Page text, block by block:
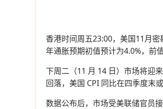
香港时间周五23:00，美国11月
年通胀预期初值预计为4.0%，前
下周二（11 月 14 日）市场将迎
回落，美国 CPI 同比在四季度末
数据公布后，市场受美联储官员